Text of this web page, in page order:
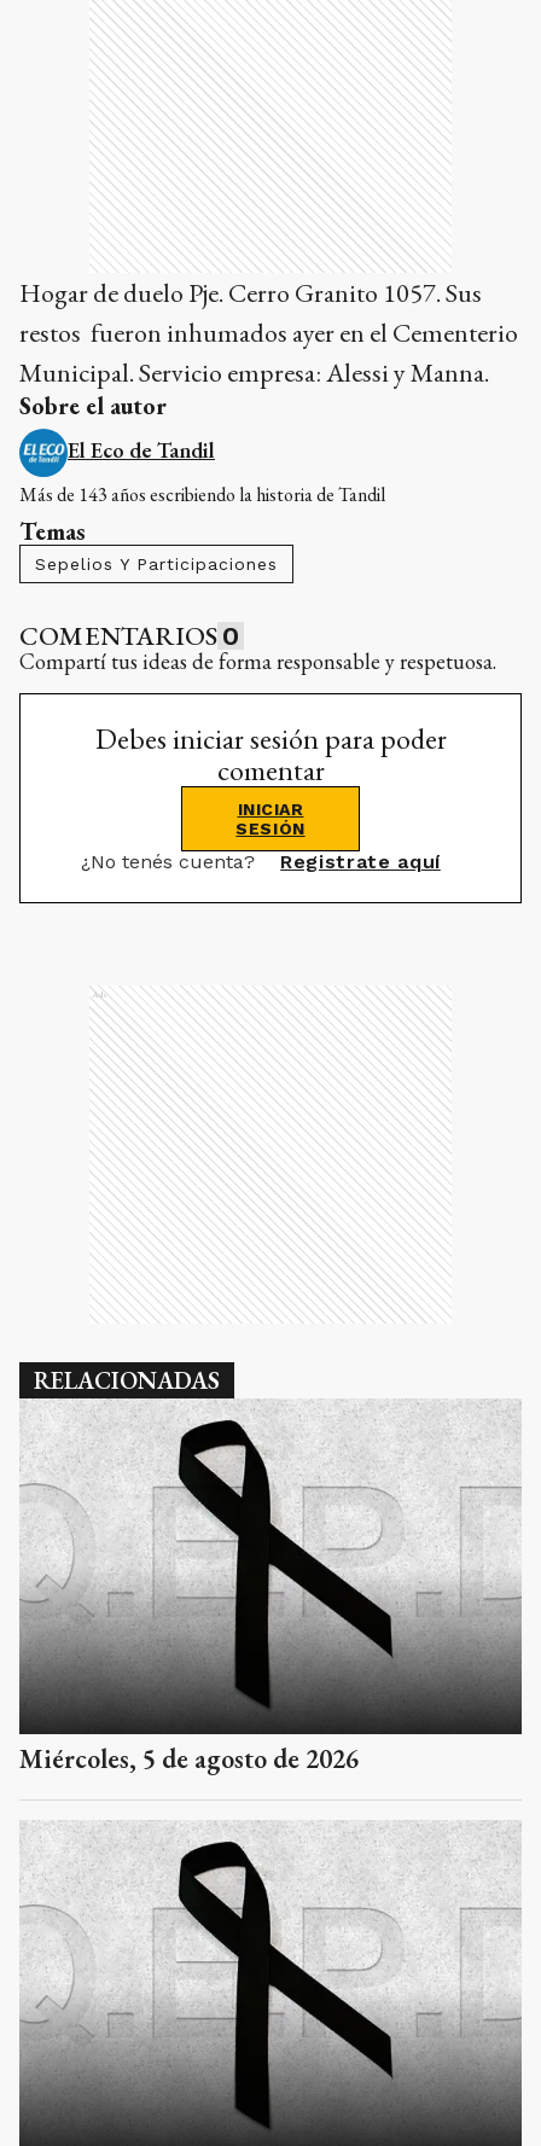
Hogar de duelo Pje. Cerro Granito 1057. Sus
restos fueron inhumados ayer en el Cementerio
Municipal. Servicio empresa: Alessi y Manna.
Sobre el autor
El Eco de Tandil
Más de 143 años escribiendo la historia de Tandil
Temas
Sepelios Y Participaciones
COMENTARIOS 0
Compartí tus ideas de forma responsable y respetuosa.
Debes iniciar sesión para poder
comentar
INICIAR
SESIÓN
¿No tenés cuenta? Registrate aquí
Ads
RELACIONADAS
Miércoles, 5 de agosto de 2026